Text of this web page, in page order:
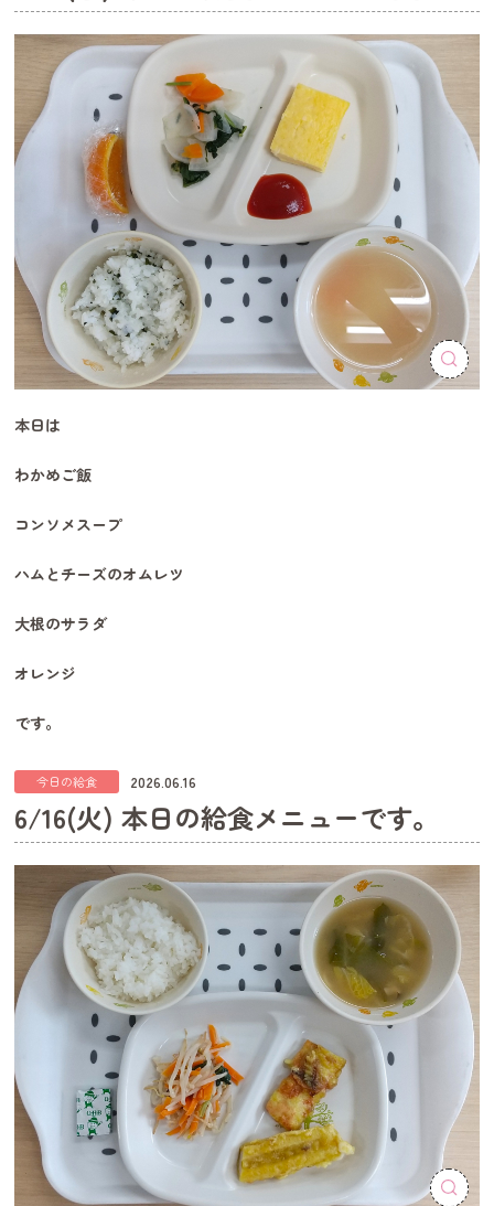
本日は
わかめご飯
コンソメスープ
ハムとチーズのオムレツ
大根のサラダ
オレンジ
です。
今日の給食 2026.06.16
6/16(火) 本日の給食メニューです。